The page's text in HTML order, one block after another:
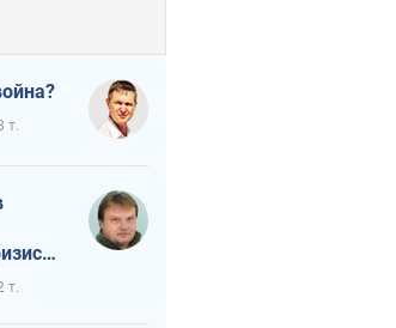
т.
т.